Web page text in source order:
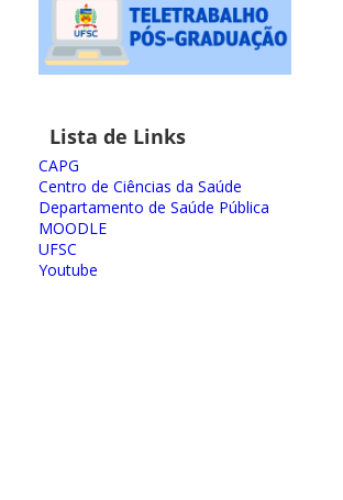
Lista de Links
CAPG
Centro de Ciências da Saúde
Departamento de Saúde Pública
MOODLE
UFSC
Youtube